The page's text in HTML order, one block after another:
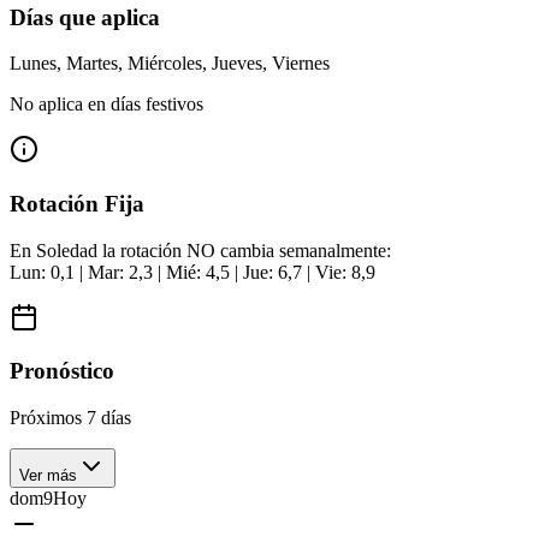
Días que aplica
Lunes, Martes, Miércoles, Jueves, Viernes
No aplica en días festivos
Rotación Fija
En Soledad la rotación NO cambia semanalmente:
Lun: 0,1 | Mar: 2,3 | Mié: 4,5 | Jue: 6,7 | Vie: 8,9
Pronóstico
Próximos 7 días
Ver más
dom9Hoy